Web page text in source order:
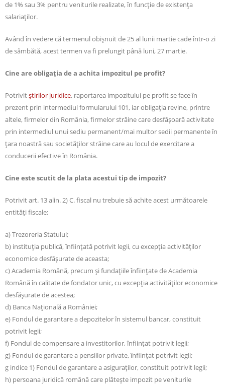
de 1% sau 3% pentru veniturile realizate, în funcție de existența
salariaților.
Având în vedere că termenul obişnuit de 25 al lunii martie cade într-o zi
de sâmbătă, acest termen va fi prelungit până luni, 27 martie.
Cine are obligaţia de a achita impozitul pe profit?
Potrivitştirilor juridice, raportarea impozitului pe profit se face în
prezent prin intermediul formularului 101, iar obligația revine, printre
altele, firmelor din România, firmelor străine care desfășoară activitate
prin intermediul unui sediu permanent/mai multor sedii permanente în
țara noastră sau societăților străine care au locul de exercitare a
conducerii efective în România.
Cine este scutit de la plata acestui tip de impozit?
Potrivit art. 13 alin. 2) C. fiscal nu trebuie să achite acest următoarele
entităţi fiscale:
a) Trezoreria Statului;
b) instituţia publică, înfiinţată potrivit legii, cu excepţia activităţilor
economice desfăşurate de aceasta;
c) Academia Română, precum şi fundaţiile înfiinţate de Academia
Română în calitate de fondator unic, cu excepţia activităţilor economice
desfăşurate de acestea;
d) Banca Naţională a României;
e) Fondul de garantare a depozitelor în sistemul bancar, constituit
potrivit legii;
f) Fondul de compensare a investitorilor, înfiinţat potrivit legii;
g) Fondul de garantare a pensiilor private, înfiinţat potrivit legii;
g indice 1) Fondul de garantare a asiguraţilor, constituit potrivit legii;
h) persoana juridică română care plăteşte impozit pe veniturile